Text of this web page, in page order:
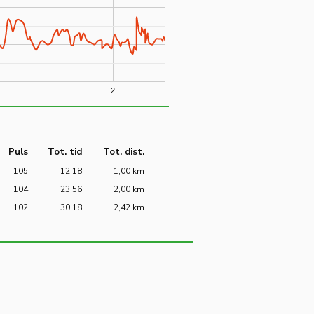
2
Puls Tot. tid Tot. dist.
105 12:18
1,00 km
104 23:56
2,00 km
102 30:18 2,42 km